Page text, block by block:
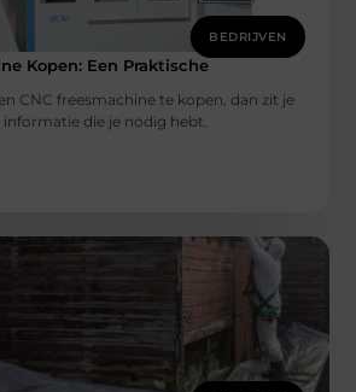
BEDRIJVEN
Kopen: Een Praktische
CNC freesmachine te kopen, dan zit je
die je nodig hebt.